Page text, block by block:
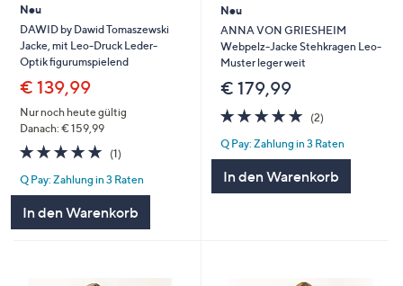
um
diese
anzuzeigen.
Neu
DAWID by Dawid Tomaszewski
Jacke, mit Leo-Druck Leder-
Optik figurumspielend
€ 139,99
Nur noch heute gültig
Danach: € 159,99
5.0
von
5
(1)1
Q Pay: Zahlung in 3 Raten
In den Warenkorb
Neu
ANNA VON GRIESHEIM
Webpelz-Jacke Stehkragen Leo-
Muster leger weit
€ 179,99
5.0
von
5
(2)2
Q Pay: Zahlung in 3 Raten
In den Warenkorb